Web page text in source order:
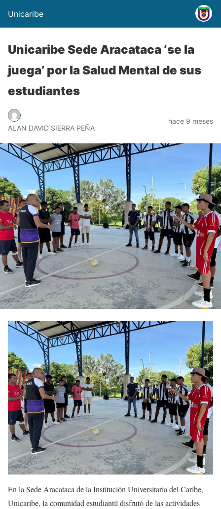
Unicaribe
Unicaribe Sede Aracataca ‘se la
juega’ por la Salud Mental de sus
estudiantes
ALAN DAVID SIERRA PEÑA
hace 9 meses
En la Sede Aracataca de la Institución Universitaria del Caribe,
Unicaribe, la comunidad estudiantil disfrutó de las actividades